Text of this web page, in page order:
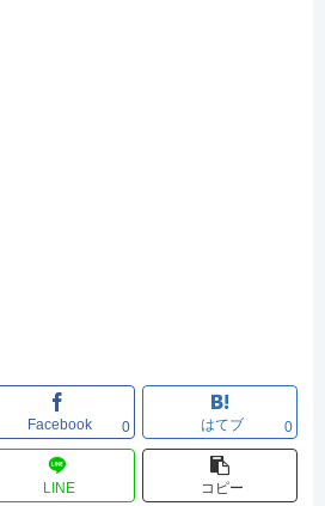
Facebook 0 はてブ 0
LINE コピー